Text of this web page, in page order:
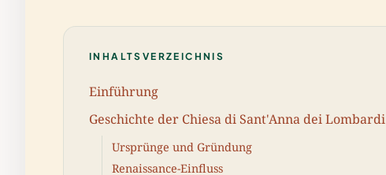
INHALTSVERZEICHNIS
Einführung
Geschichte der Chiesa di Sant'Anna dei Lombardi
Ursprünge und Gründung
Renaissance-Einfluss